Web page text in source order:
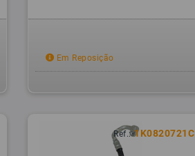
Em Reposição
Ref.: 1K0820721C